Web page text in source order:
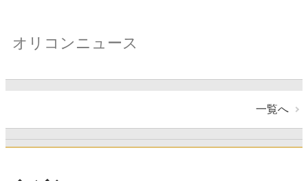
オリコンニュース
一覧へ